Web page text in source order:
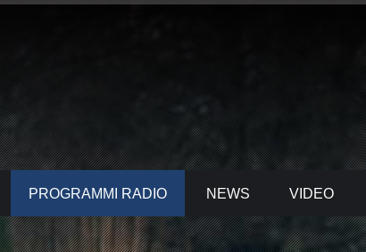
PROGRAMMI RADIO NEWS VIDEO